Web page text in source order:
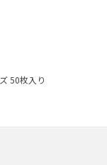
50枚入り